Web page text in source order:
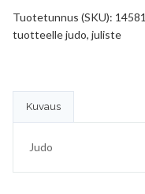
Tuotetunnus (SKU): 14581
tuotteellejudo, juliste
Kuvaus
Judo